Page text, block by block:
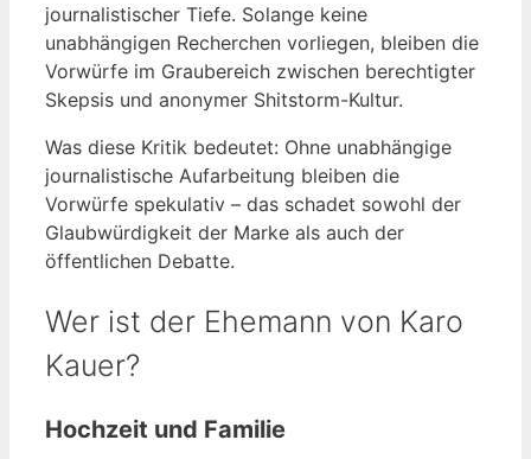
journalistischer Tiefe. Solange keine
unabhängigen Recherchen vorliegen, bleiben die
Vorwürfe im Graubereich zwischen berechtigter
Skepsis und anonymer Shitstorm-Kultur.
Was diese Kritik bedeutet: Ohne unabhängige
journalistische Aufarbeitung bleiben die
Vorwürfe spekulativ – das schadet sowohl der
Glaubwürdigkeit der Marke als auch der
öffentlichen Debatte.
Wer ist der Ehemann von Karo
Kauer?
Hochzeit und Familie